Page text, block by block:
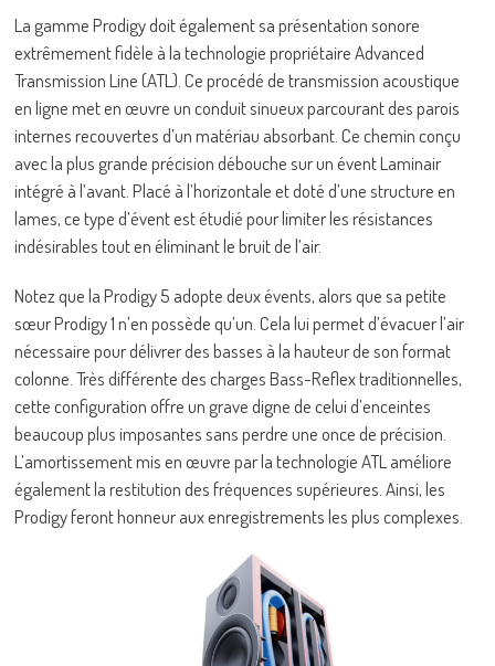
La gamme Prodigy doit également sa présentation sonore
extrêmement fidèle à la technologie propriétaire Advanced
Transmission Line (ATL). Ce procédé de transmission acoustique
en ligne met en œuvre un conduit sinueux parcourant des parois
internes recouvertes d’un matériau absorbant. Ce chemin conçu
avec la plus grande précision débouche sur un évent Laminair
intégré à l’avant. Placé à l’horizontale et doté d’une structure en
lames, ce type d’évent est étudié pour limiter les résistances
indésirables tout en éliminant le bruit de l’air.
Notez que la Prodigy 5 adopte deux évents, alors que sa petite
sœur Prodigy 1 n’en possède qu’un. Cela lui permet d’évacuer l’air
nécessaire pour délivrer des basses à la hauteur de son format
colonne. Très différente des charges Bass-Reflex traditionnelles,
cette configuration offre un grave digne de celui d’enceintes
beaucoup plus imposantes sans perdre une once de précision.
L’amortissement mis en œuvre par la technologie ATL améliore
également la restitution des fréquences supérieures. Ainsi, les
Prodigy feront honneur aux enregistrements les plus complexes.